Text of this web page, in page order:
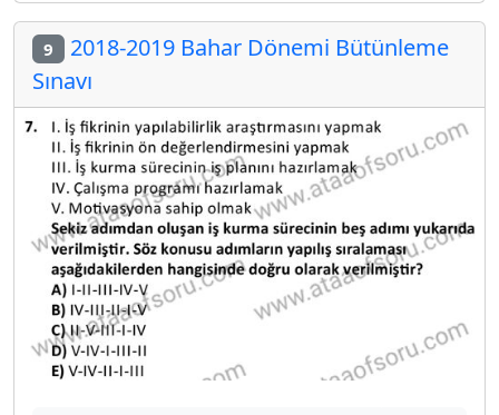
9 2018-2019 Bahar Dönemi Bütünleme
Sınavı